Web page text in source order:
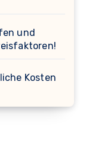
und
Kosten